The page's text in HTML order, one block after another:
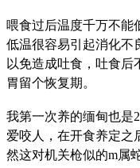
喂食过后温度千万不能
低温很容易引起消化不
以免造成吐食，吐食
胃留个恢复期。
我第一次养的缅甸也是
爱咬人，在开食养定之
然这对机关枪似的m属